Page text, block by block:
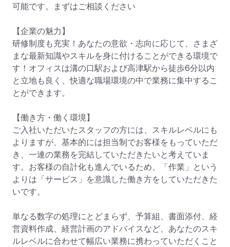
可能です。まずはご相談ください
【企業の魅力】
研修制度も充実！あなたの意欲・志向に応じて、さまざ
まな最新知識やスキルを身に付けることができる環境で
す！オフィスは溝の口駅および高津駅から徒歩6分以内
と立地も良く、快適な職場環境の中で業務に集中するこ
とができます。
【働き方・働く環境】
ご入社いただいたスタッフの方には、スキルレベルにも
よりますが、基本的には担当制でお客様をもっていただ
き、一連の業務を完結していただきたいと考えていま
す。お客様の自計化も進んでいるため、「作業」という
よりは「サービス」を意識した働き方をしていただきた
いです。
単なる数字の処理にとどまらず、予算組、書面添付、経
営資料作成、経営計画のアドバイスなど、あなたのスキ
ルレベルに合わせて幅広い業務に携わっていただくこと